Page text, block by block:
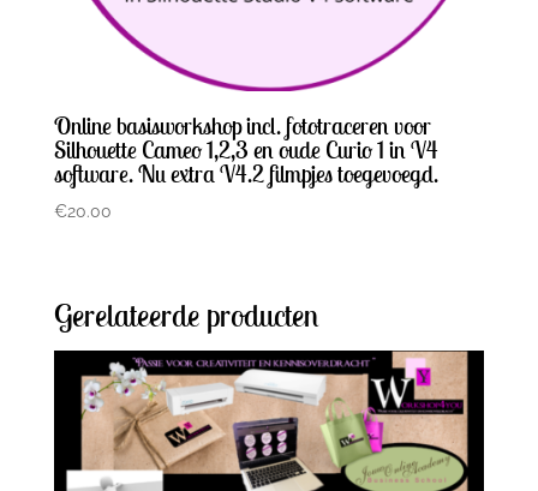
Online basisworkshop incl. fototraceren voor
Silhouette Cameo 1,2,3 en oude Curio 1 in V4
software. Nu extra V4.2 filmpjes toegevoegd.
€20.00
Gerelateerde producten